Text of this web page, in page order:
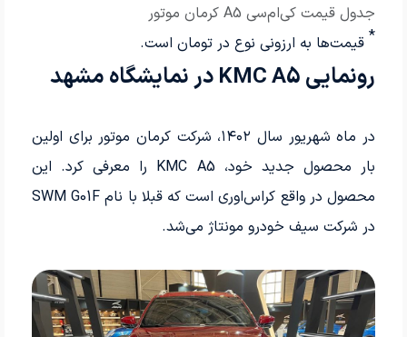
جدول قیمت کی‌ام‌سی A5 کرمان موتور
* قیمت‌ها به ارزونی نوع در تومان است.
رونمایی KMC A5 در نمایشگاه مشهد
در ماه شهریور سال ۱۴۰۲، شرکت کرمان موتور برای اولین
بار محصول جدید خود، KMC A5 را معرفی کرد. این
محصول در واقع کراس‌اوری است که قبلا با نام SWM G01F
در شرکت سیف خودرو مونتاژ می‌شد.